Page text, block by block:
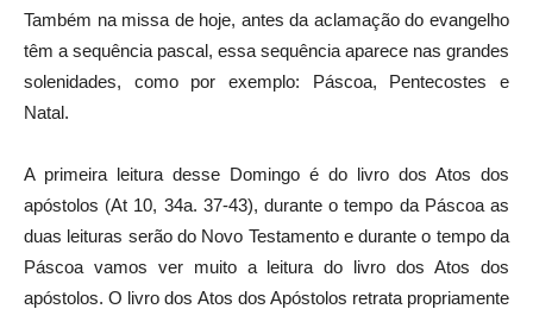
Também na missa de hoje, antes da aclamação do evangelho
têm a sequência pascal, essa sequência aparece nas grandes
solenidades, como por exemplo: Páscoa, Pentecostes e
Natal.
A primeira leitura desse Domingo é do livro dos Atos dos
apóstolos (At 10, 34a. 37-43), durante o tempo da Páscoa as
duas leituras serão do Novo Testamento e durante o tempo da
Páscoa vamos ver muito a leitura do livro dos Atos dos
apóstolos. O livro dos Atos dos Apóstolos retrata propriamente